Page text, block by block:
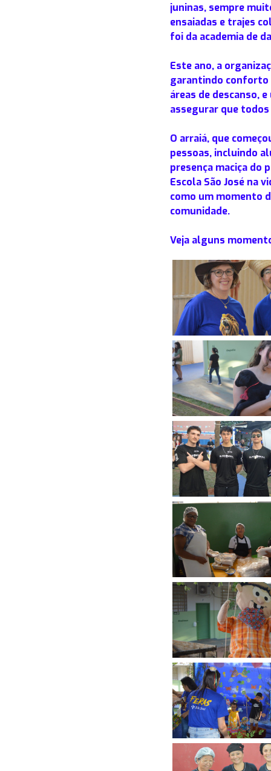
juninas, sempre
ensaiadas e trajes
foi da academia de
Este ano, a
garantindo conforto
áreas de descanso,
assegurar que
O arraiá, que
pessoas, incluindo
presença maciça do
Escola São José na
como um momento
comunidade.
Veja alguns